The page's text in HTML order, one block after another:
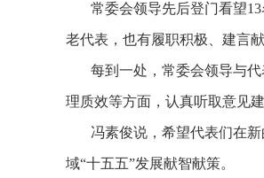
常委会领导先后登门看望13
老代表，也有履职积极、建言
每到一处，常委会领导与
理质效等方面，认真听取意见建
冯素俊说，希望代表们在
域“十五五”发展献智献策。